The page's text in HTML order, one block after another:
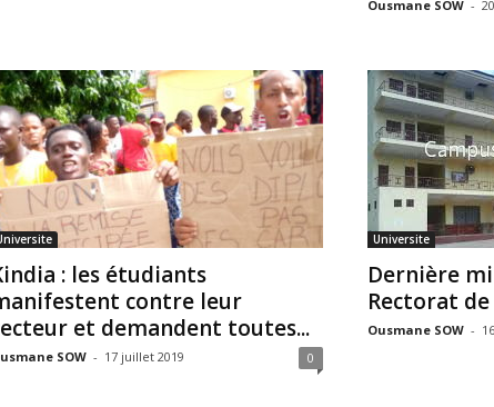
Ousmane SOW -
: les étudiants
contre leur
et demandent toutes...
SOW - 17 juillet 2019 0
Universite
Dernière
Rectorat
Ousmane SOW -